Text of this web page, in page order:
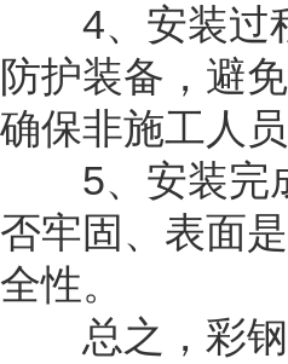
4、安装过程
防护装备，避
确保非施工人
5、安装完成
否牢固、表面
全性。
总之，彩钢